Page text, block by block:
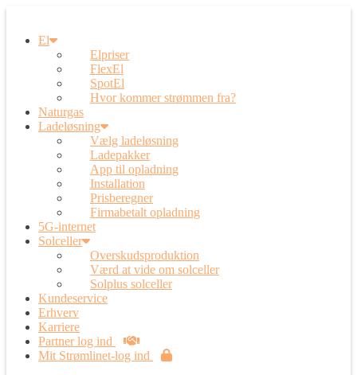
El
Elpriser
FlexEl
SpotEl
Hvor kommer strømmen fra?
Naturgas
Ladeløsning
Vælg ladeløsning
Ladepakker
App til opladning
Installation
Prisberegner
Firmabetalt opladning
5G-internet
Solceller
Overskudsproduktion
Værd at vide om solceller
Solplus solceller
Kundeservice
Erhverv
Karriere
Partner log ind
Mit Strømlinet-log ind